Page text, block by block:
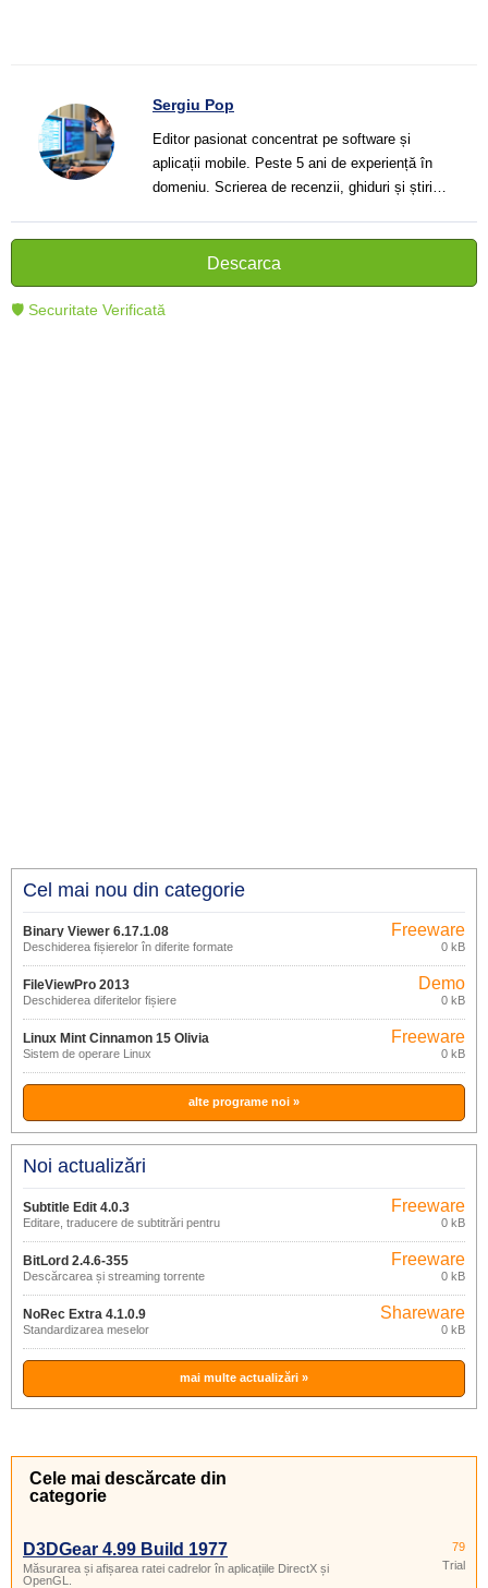
Sergiu Pop
Editor pasionat concentrat pe software și
aplicații mobile. Peste 5 ani de experiență în
domeniu. Scrierea de recenzii, ghiduri și știri.
cititorii să înțeleagă și să folosească mai bine
tehnologia modernă.
Descarca
🛡 Securitate Verificată
Cel mai nou din categorie
Binary Viewer 6.17.1.08
Deschiderea fișierelor în diferite formate
Freeware
0 kB
FileViewPro 2013
Deschiderea diferitelor fișiere
Demo
0 kB
Linux Mint Cinnamon 15 Olivia
Sistem de operare Linux
Freeware
0 kB
alte programe noi »
Noi actualizări
Subtitle Edit 4.0.3
Editare, traducere de subtitrări pentru
Freeware
0 kB
BitLord 2.4.6-355
Descărcarea și streaming torrente
Freeware
0 kB
NoRec Extra 4.1.0.9
Standardizarea meselor
Shareware
0 kB
mai multe actualizări »
Cele mai descărcate din
categorie
D3DGear 4.99 Build 1977
Măsurarea și afișarea ratei cadrelor în aplicațiile DirectX și
OpenGL.
79
Trial